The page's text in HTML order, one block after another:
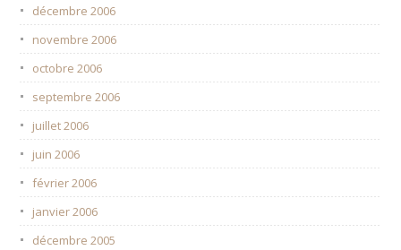
décembre 2006
novembre 2006
octobre 2006
septembre 2006
juillet 2006
juin 2006
février 2006
janvier 2006
décembre 2005